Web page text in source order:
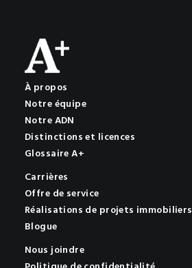
À propos
Notre équipe
Notre ADN
Distinctions et licences
Glossaire A+
Carrières
Offre de service
Réalisations de projets immobiliers
Blogue
Nous joindre